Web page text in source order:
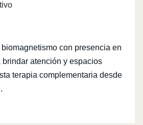
con presencia en
brindar atención y espacios
terapia complementaria desde